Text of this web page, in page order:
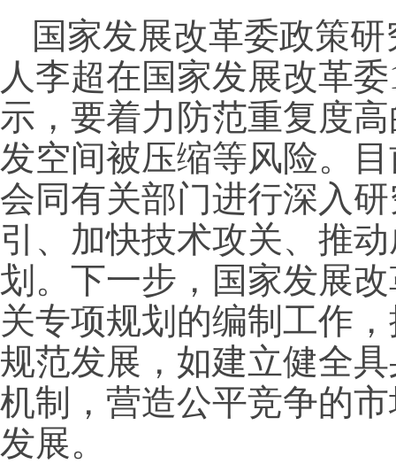
国家发展改革委政策
人李超在国家发展改革
示，要着力防范重复度
发空间被压缩等风险。
会同有关部门进行深入
引、加快技术攻关、推
划。下一步，国家发展
关专项规划的编制工作
规范发展，如建立健全
机制，营造公平竞争的
发展。